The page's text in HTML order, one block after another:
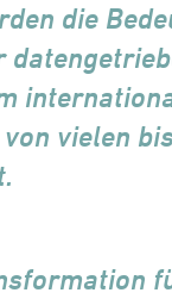
die
vielen